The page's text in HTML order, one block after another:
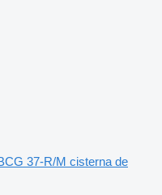
37-R/M cisterna de